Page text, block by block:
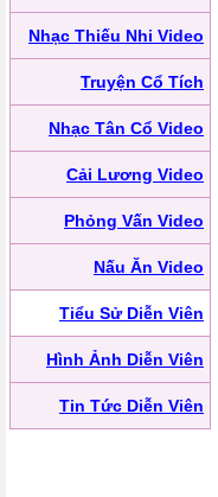
Nhạc Thiếu Nhi Video
Truyện Cổ Tích
Nhạc Tân Cổ Video
Cải Lương Video
Phỏng Vấn Video
Nấu Ăn Video
Tiểu Sử Diễn Viên
Hình Ảnh Diễn Viên
Tin Tức Diễn Viên